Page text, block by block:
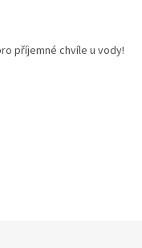
příjemné chvíle u vody!